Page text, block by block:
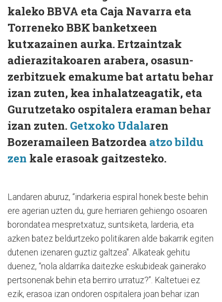
kaleko BBVA eta Caja Navarra eta
Torreneko BBK banketxeen
kutxazainen aurka. Ertzaintzak
adierazitakoaren arabera, osasun-
zerbitzuek emakume bat artatu behar
izan zuten, kea inhalatzeagatik, eta
Gurutzetako ospitalera eraman behar
izan zuten. Getxoko Udalaren
Bozeramaileen Batzordea atzo bildu
zen kale erasoak gaitzesteko.
Landaren aburuz, “indarkeria espiral honek beste behin
ere agerian uzten du, gure herriaren gehiengo osoaren
borondatea mespretxatuz, suntsiketa, larderia, eta
azken batez beldurtzeko politikaren alde bakarrik egiten
dutenen izenaren guztiz galtzea". Alkateak gehitu
duenez, “nola aldarrika daitezke eskubideak gainerako
pertsonenak behin eta berriro urratuz?”. Kaltetuei ez
ezik, erasoa izan ondoren ospitalera joan behar izan